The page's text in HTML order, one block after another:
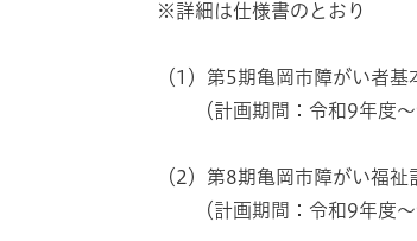
※詳細は仕様書のとおり
（1）第5期亀岡市障がい者基
（計画期間：令和9年度～
（2）第8期亀岡市障がい福祉
（計画期間：令和9年度～